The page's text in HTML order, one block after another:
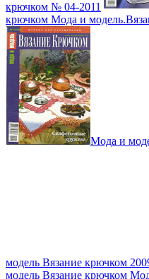
крючком № 04-2011
крючком Мода и
Мода и
модель Вязание крючком
модель Вязание крючком